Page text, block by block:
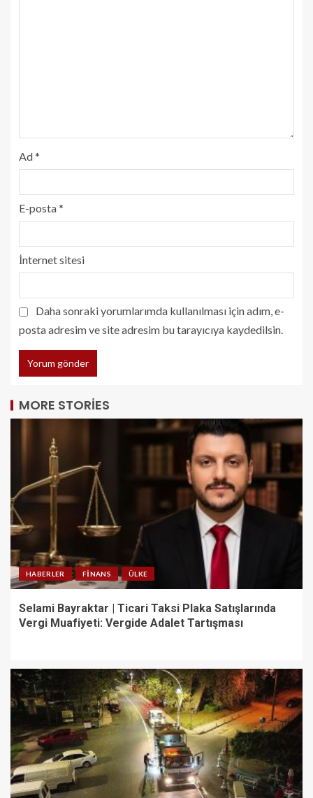
Ad*
E-posta*
İnternet sitesi
Daha sonraki yorumlarımda kullanılması için adım, e-
posta adresim ve site adresim bu tarayıcıya kaydedilsin.
MORE STORIES
HABERLER FINANS ÜLKE
Selami Bayraktar | Ticari Taksi Plaka Satışlarında
Vergi Muafiyeti: Vergide Adalet Tartışması